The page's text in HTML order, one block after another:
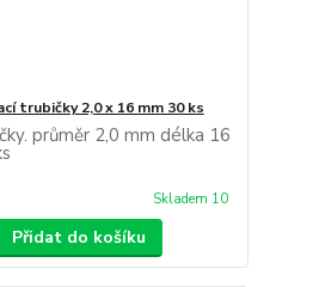
trubičky 2,0 x 16 mm 30 ks
průměr 2,0 mm délka 16
Skladem 10
Přidat do košíku